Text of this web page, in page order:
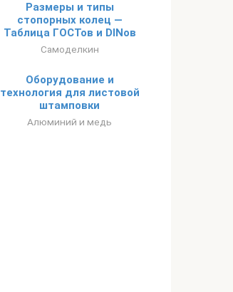
Размеры и типы
стопорных колец —
Таблица ГОСТов и DINов
Самоделкин
Оборудование и
технология для листовой
штамповки
Алюминий и медь